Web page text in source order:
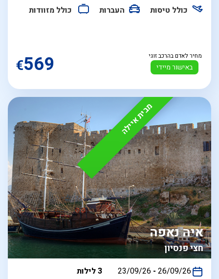
כולל טיסות
העברות כולל מזוודות
באישור מיידי
מחיר לאדם בהרכב זוגי €569
מבית איילה
חצי פנסיון
איה נאפה
בין
23/09/26 - 26/09/26
3 לילות